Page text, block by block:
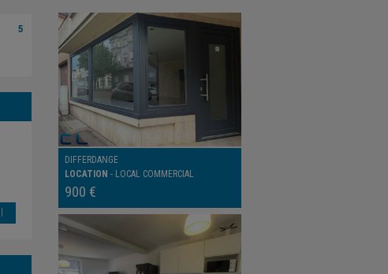
5
DIFFERDANGE
LOCATION - LOCAL COMMERCIAL
900 €